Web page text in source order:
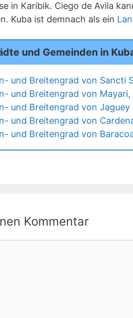
in Karibik. Ciego de Avila
Kuba ist demnach als ein
und Gemeinden in
und Breitengrad von Sancti
und Breitengrad von Mayari,
und Breitengrad von Jaguey
und Breitengrad von
und Breitengrad von
Kommentar